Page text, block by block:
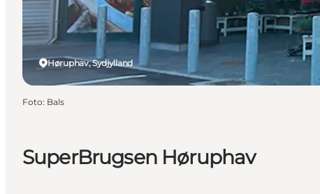
SuperBrugsen Høruphav
Høruphav, Sydjylland
Foto: Bals